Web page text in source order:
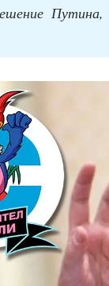
Путина,